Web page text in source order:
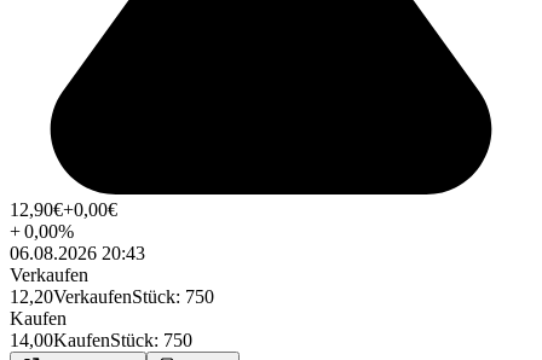
12,90€+0,00€
+0,00%
06.08.2026 20:43
Verkaufen
12,20VerkaufenStück: 750
Kaufen
14,00KaufenStück: 750